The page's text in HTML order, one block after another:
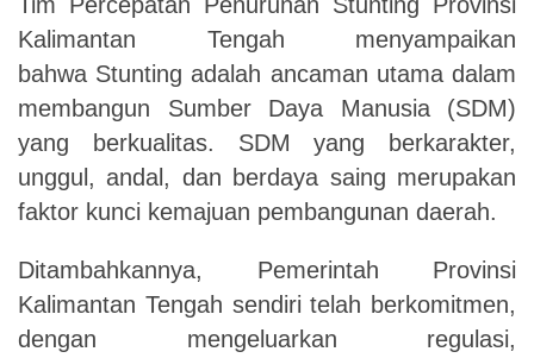
Kalimantan Tengah menyampaikan
bahwa Stunting adalah ancaman utama dalam
membangun Sumber Daya Manusia (SDM)
yang berkualitas. SDM yang berkarakter,
unggul, andal, dan berdaya saing merupakan
faktor kunci kemajuan pembangunan daerah.
Ditambahkannya, Pemerintah Provinsi
Kalimantan Tengah sendiri telah berkomitmen,
dengan mengeluarkan regulasi,